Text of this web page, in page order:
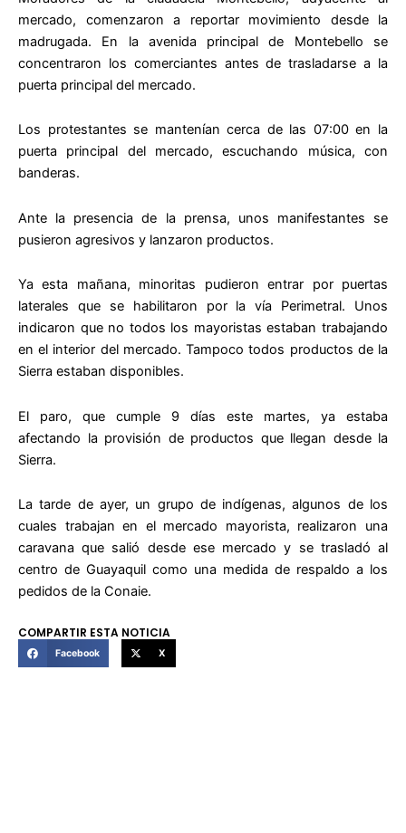
mercado, comenzaron a reportar movimiento desde la
madrugada. En la avenida principal de Montebello se
concentraron los comerciantes antes de trasladarse a la
puerta principal del mercado.
Los protestantes se mantenían cerca de las 07:00 en la
puerta principal del mercado, escuchando música, con
banderas.
Ante la presencia de la prensa, unos manifestantes se
pusieron agresivos y lanzaron productos.
Ya esta mañana, minoritas pudieron entrar por puertas
laterales que se habilitaron por la vía Perimetral. Unos
indicaron que no todos los mayoristas estaban trabajando
en el interior del mercado. Tampoco todos productos de la
Sierra estaban disponibles.
El paro, que cumple 9 días este martes, ya estaba
afectando la provisión de productos que llegan desde la
Sierra.
La tarde de ayer, un grupo de indígenas, algunos de los
cuales trabajan en el mercado mayorista, realizaron una
caravana que salió desde ese mercado y se trasladó al
centro de Guayaquil como una medida de respaldo a los
pedidos de la Conaie.
COMPARTIR ESTA NOTICIA
Facebook X